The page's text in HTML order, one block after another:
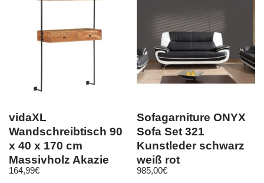
vidaXL
Wandschreibtisch 90
x 40 x 170 cm
Massivholz Akazie
164,99€
Sofagarniture ONYX
Sofa Set 321
Kunstleder schwarz
weiß rot
985,00€